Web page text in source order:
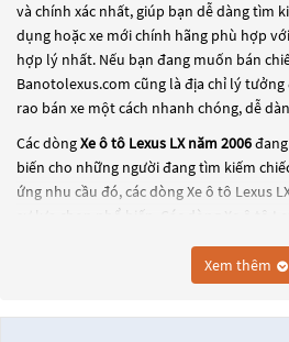
và chính xác nhất, giúp bạn dễ dàng tìm
dụng hoặc xe mới chính hãng phù hợp
hợp lý nhất. Nếu bạn đang muốn bán
Banotolexus.com cũng là địa chỉ lý
rao bán xe một cách nhanh chóng, dễ
Các dòngXe ô tô Lexus LX năm 2006
biến cho những người đang tìm kiếm
ứng nhu cầu đó, các dòngXe ô tô Lexus
sự lựa chọn phổ biến. Các dòng
thiết kế hiện đại và công nghệ tiên tiến.
này đều được kiểm tra và bảo
lượng và hiệu suất tốt nhất. Nếu bạn
Xem thêm